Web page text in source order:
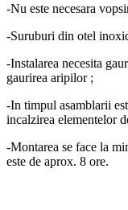
-Nu este necesara
-Suruburi din otel
-Instalarea necesita
gaurirea aripilor ;
-In timpul asamblarii
incalzirea elementelor
-Montarea se face la
este de aprox. 8 ore.